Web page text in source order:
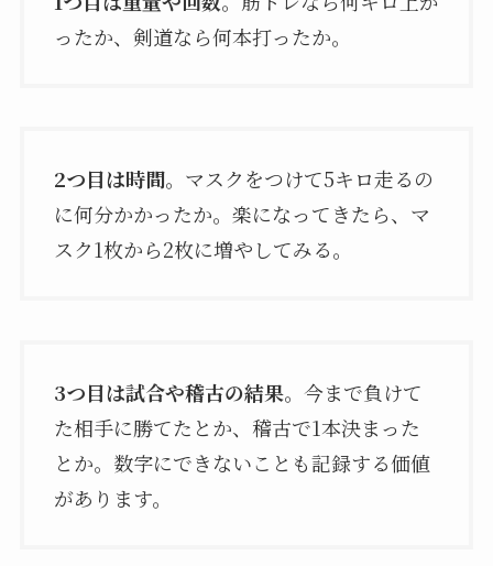
ったか、剣道なら何本打ったか。
2つ目は時間。マスクをつけて5キロ走るの
に何分かかったか。楽になってきたら、マ
スク1枚から2枚に増やしてみる。
3つ目は試合や稽古の結果。今まで負けて
た相手に勝てたとか、稽古で1本決まった
とか。数字にできないことも記録する価値
があります。